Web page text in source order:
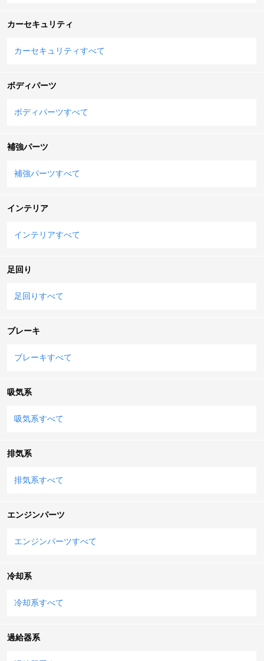
カーセキュリティ
カーセキュリティすべて
ボディパーツ
ボディパーツすべて
補強パーツ
補強パーツすべて
インテリア
インテリアすべて
足回り
足回りすべて
ブレーキ
ブレーキすべて
吸気系
吸気系すべて
排気系
排気系すべて
エンジンパーツ
エンジンパーツすべて
冷却系
冷却系すべて
過給器系